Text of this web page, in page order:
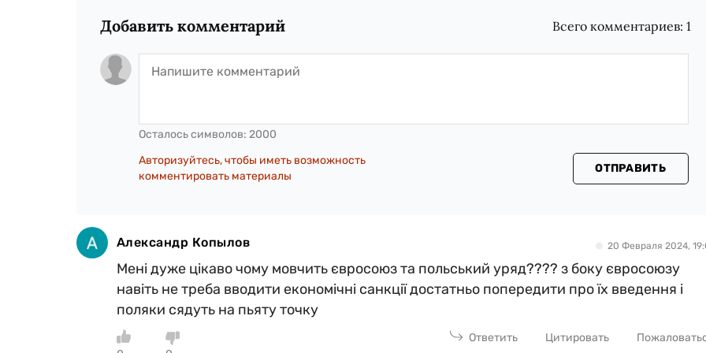
Добавить комментарий Всего комментариев:1
Осталось символов: 2000
Авторизуйтесь, чтобы иметь возможность
комментировать материалы
ОТПРАВИТЬ
Александр Копылов 20 Февраля 2024,
Мені дуже цікаво чому мовчить євросоюз та польський уряд???? з боку євросоюзу
навіть не треба вводити економічні санкції достатньо попередити про їх введення і
поляки сядуть на пьяту точку
Ответить Цитировать